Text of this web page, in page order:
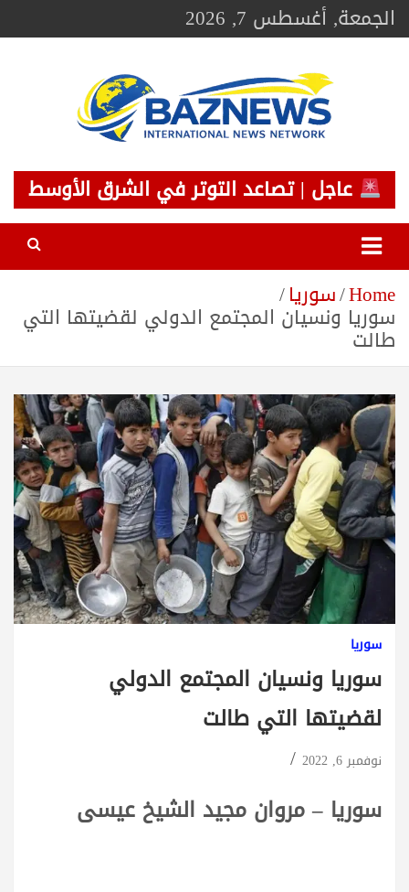
Skip
toالجمعة, أغسطس 7, 2026
BAZNEWS
شبكة باز الإخبارية
عاجل | تصاعد التوتر في الشرق الأوسط
Home سوريا
سوريا ونسيان المجتمع الدولي لقضيتها التي
طالت
سوريا
سوريا ونسيان المجتمع الدولي
لقضيتها التي طالت
نوفمبر 6, 2022
سوريا – مروان مجيد الشيخ عيسى